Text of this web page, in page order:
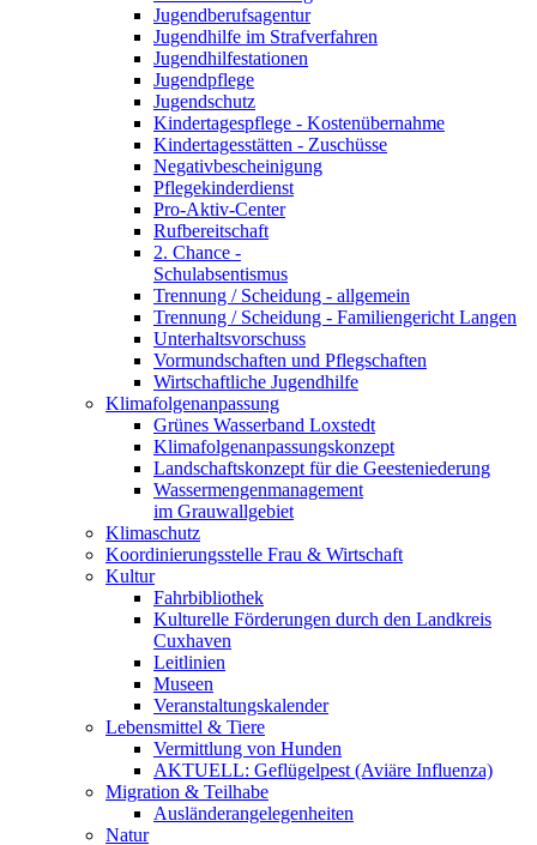
Jugendberufsagentur
Jugendhilfe im Strafverfahren
Jugendhilfestationen
Jugendpflege
Jugendschutz
Kindertagespflege - Kostenübernahme
Kindertagesstätten - Zuschüsse
Negativbescheinigung
Pflegekinderdienst
Pro-Aktiv-Center
Rufbereitschaft
2. Chance -
Schulabsentismus
Trennung / Scheidung - allgemein
Trennung / Scheidung - Familiengericht Langen
Unterhaltsvorschuss
Vormundschaften und Pflegschaften
Wirtschaftliche Jugendhilfe
Klimafolgenanpassung
Grünes Wasserband Loxstedt
Klimafolgenanpassungskonzept
Landschaftskonzept für die Geesteniederung
Wassermengenmanagement
im Grauwallgebiet
Klimaschutz
Koordinierungsstelle Frau & Wirtschaft
Kultur
Fahrbibliothek
Kulturelle Förderungen durch den Landkreis
Cuxhaven
Leitlinien
Museen
Veranstaltungskalender
Lebensmittel & Tiere
Vermittlung von Hunden
AKTUELL: Geflügelpest (Aviäre Influenza)
Migration & Teilhabe
Ausländerangelegenheiten
Natur